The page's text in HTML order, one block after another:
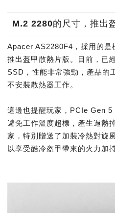
M.2 2280的尺寸，推出
Apacer AS2280F4，採用的
推出盔甲散熱片版。目前，已
SSD，性能非常強勁，產品的
不安裝散熱器工作。
這邊也提醒玩家，PCIe Gen
避免工作溫度超標，產生過熱
家，特別贈送了加裝冷熱對旋
以享受酷冷盔甲帶來的火力加